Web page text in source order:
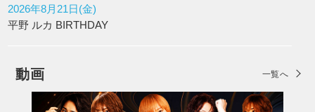
2026年8月21日(金)
平野 ルカ BIRTHDAY
動画 一覧へ